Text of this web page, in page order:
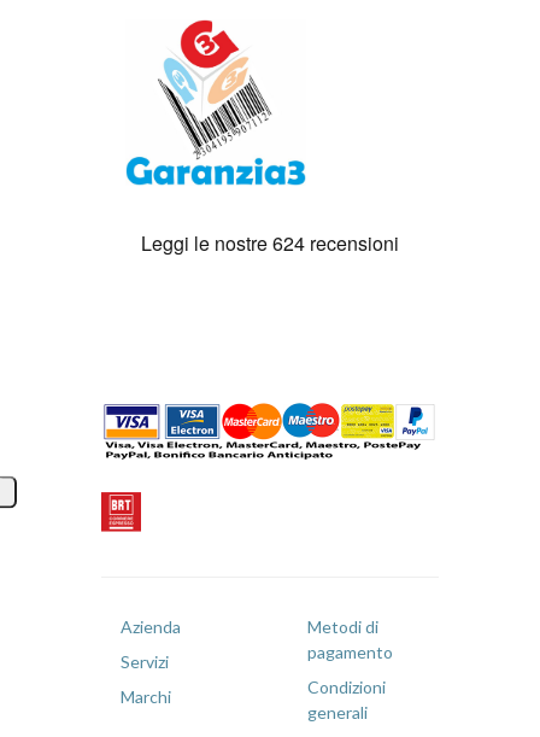
Azienda
Servizi
Marchi
Metodi di
pagamento
Condizioni
generali